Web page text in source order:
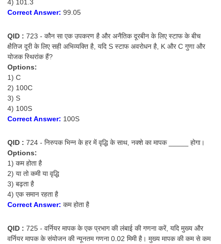
4) 101.3
Correct Answer: 99.05
QID : 723 - कौन सा एक उपकरण है और अनैतिक दूरबीन के लिए स्टाफ के बीच
क्षैतिज दूरी के लिए सही अभिव्यक्ति है, यदि S स्टाफ अवरोधन है, K और C गुणा और
योजक स्थिरांक हैं?
Options:
1) C
2) 100C
3) S
4) 100S
Correct Answer: 100S
QID : 724 - निरुपक भिन्न के हर में वृद्धि के साथ, नक्शे का मापक _____ होगा।
Options:
1) कम होता है
2) या तो कमी या वृद्धि
3) बढ़ता है
4) एक समान रहता है
Correct Answer: कम होता है
QID : 725 - वर्नियर मापक के एक प्रभाग की लंबाई की गणना करें, यदि मुख्य और
वर्नियर मापक के संयोजन की न्यूनतम गणना 0.02 मिमी है। मुख्य मापक की कम से कम